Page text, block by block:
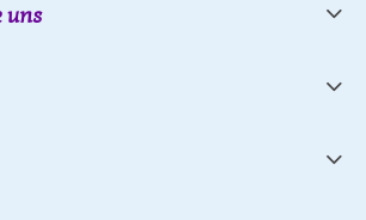
uns